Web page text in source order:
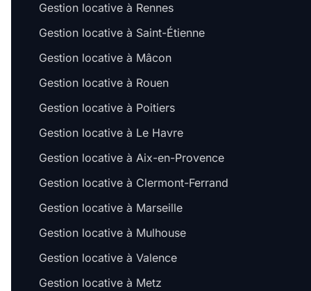
Gestion locative à Rennes
Gestion locative à Saint-Étienne
Gestion locative à Mâcon
Gestion locative à Rouen
Gestion locative à Poitiers
Gestion locative à Le Havre
Gestion locative à Aix-en-Provence
Gestion locative à Clermont-Ferrand
Gestion locative à Marseille
Gestion locative à Mulhouse
Gestion locative à Valence
Gestion locative à Metz